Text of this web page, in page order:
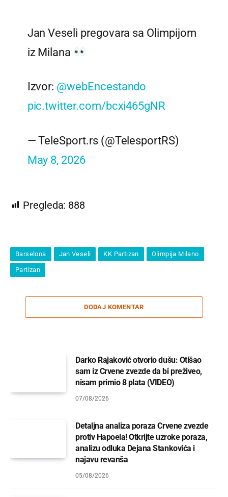
Jan Veseli pregovara sa Olimpijom
iz Milana
Izvor: @webEncestando
pic.twitter.com/bcxi465gNR
— TeleSport.rs (@TelesportRS)
May 8, 2026
Pregleda: 888
Barselona Jan Veseli KK Partizan Olimpija Milano
Partizan
DODAJ KOMENTAR
Darko Rajaković otvorio dušu: Otišao
sam iz Crvene zvezde da bi preživeo,
nisam primio 8 plata (VIDEO)
07/08/2026
Detaljna analiza poraza Crvene zvezde
protiv Hapoela! Otkrijte uzroke poraza,
analizu odluka Dejana Stankovića i
najavu revanša
05/08/2026